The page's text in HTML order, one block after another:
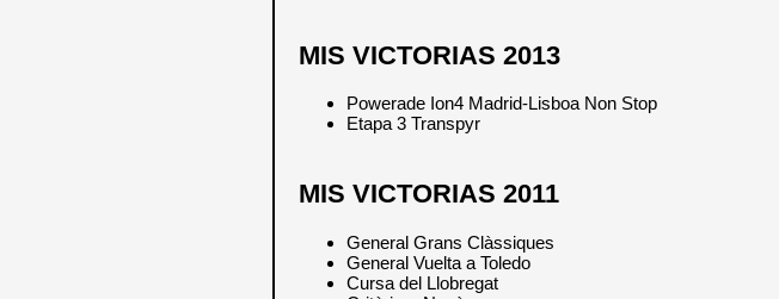
MIS VICTORIAS 2013
Powerade Ion4 Madrid-Lisboa Non Stop
Etapa 3 Transpyr
MIS VICTORIAS 2011
General Grans Clàssiques
General Vuelta a Toledo
Cursa del Llobregat